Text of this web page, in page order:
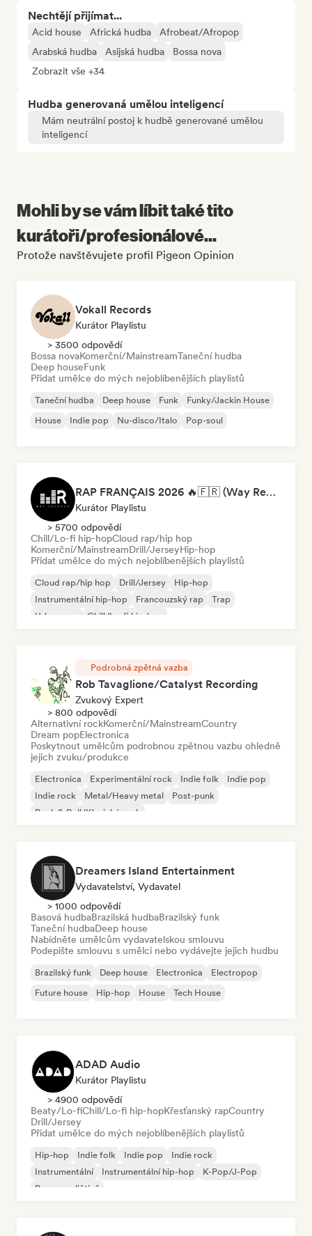
Nechtějí přijímat...
Acid house Africká hudba
Afrobeat/Afropop
Arabská hudba
Asijská hudba
Bossa nova
Zobrazit vše +34
Hudba generovaná umělou inteligencí
Mám neutrální postoj k hudbě generované umělou
inteligencí
Mohli by se vám líbit také tito
kurátoři/profesionálové...
Protože navštěvujete profil Pigeon Opinion
Vokall Records
Kurátor Playlistu
> 3500 odpovědí
Bossa novaKomerční/MainstreamTaneční hudba
Deep houseFunk
Přidat umělce do mých nejoblíbenějších playlistů
Taneční hudba Deep house Funk
Funky/Jackin House
House
Indie pop Nu-disco/Italo Pop-soul
RAP FRANÇAIS 2026 🔥🇫🇷 (Way Records)
Kurátor Playlistu
> 5700 odpovědí
Chill/Lo-fi hip-hopCloud rap/hip hop
Komerční/MainstreamDrill/JerseyHip-hop
Přidat umělce do mých nejoblíbenějších playlistů
Cloud rap/hip hop Drill/Jersey
Hip-hop
Instrumentální hip-hop
Francouzský rap
Trap
Urban pop
Chill/Lo-fi hip-hop
Podrobná zpětná vazba
Rob Tavaglione/Catalyst Recording
Zvukový Expert
> 800 odpovědí
Alternativní rockKomerční/MainstreamCountry
Dream popElectronica
Poskytnout umělcům podrobnou zpětnou vazbu ohledně
jejich zvuku/produkce
Electronica Experimentální rock Indie folk
Indie pop
Indie rock
Metal/Heavy metal
Post-punk
Rock & Roll/Klasický rock
Dreamers Island Entertainment
Vydavatelství, Vydavatel
> 1000 odpovědí
Basová hudbaBrazilská hudbaBrazilský funk
Taneční hudbaDeep house
Nabídněte umělcům vydavatelskou smlouvu
Podepište smlouvu s umělci nebo vydávejte jejich hudbu
Brazilský funk Deep house Electronica
Electropop
Future house
Hip-hop House Tech House
ADAD Audio
Kurátor Playlistu
> 4900 odpovědí
Beaty/Lo-fiChill/Lo-fi hip-hopKřesťanský rapCountry
Drill/Jersey
Přidat umělce do mých nejoblíbenějších playlistů
Hip-hop Indie folk Indie pop
Indie rock
Instrumentální
Instrumentální hip-hop
K-Pop/J-Pop
Rap v angličtině